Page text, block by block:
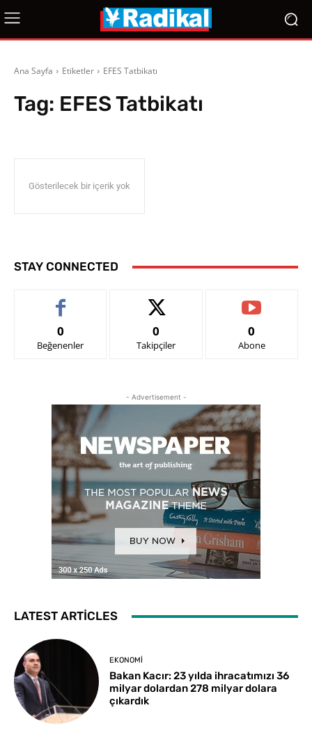
Ana Sayfa Etiketler EFES Tatbikatı
Tag: EFES Tatbikatı
Gösterilecek bir içerik yok
STAY CONNECTED
0
Beğenenler
0
Takipçiler
0
Abone
- Advertisement -
LATEST ARTICLES
EKONOMI
Bakan Kacır: 23 yılda ihracatımızı 36
milyar dolardan 278 milyar dolara
çıkardık